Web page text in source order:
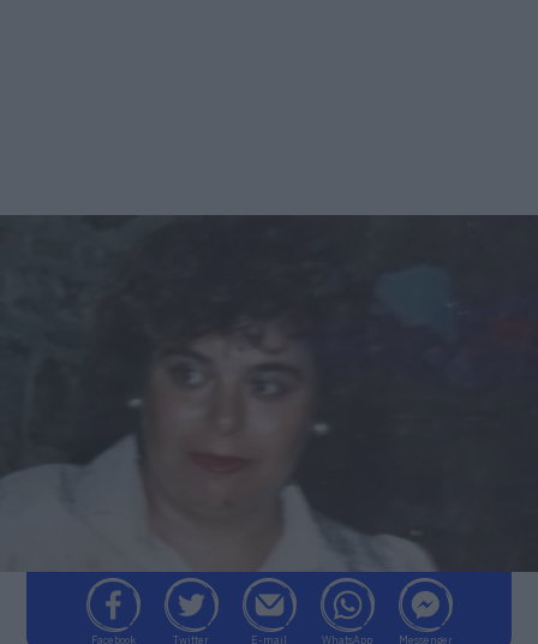
Facebook Twitter E-mail WhatsApp Messenger